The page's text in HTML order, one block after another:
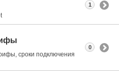
1
сроки подключения
0